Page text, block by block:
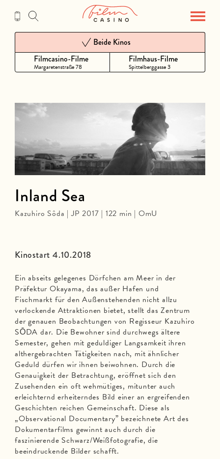
Inhalt
Filmcasino-Filme
Margaretenstraße 78
Beide Kinos
Filmhaus-Filme
Spittelberggasse 3
Kinostart 4.10.2018
Ein abseits gelegenes Dörfchen am Meer in der
Präfektur Okayama, das außer Hafen und
Fischmarkt für den Außenstehenden nicht allzu
verlockende Attraktionen bietet, stellt das Zentrum
der genauen Beobachtungen von Regisseur Kazuhiro
SŌDA dar. Die Bewohner sind durchwegs ältere
Semester, gehen mit geduldiger Langsamkeit ihren
althergebrachten Tätigkeiten nach, mit ähnlicher
Geduld dürfen wir ihnen beiwohnen. Durch die
Genauigkeit der Betrachtung, eröffnet sich den
Zusehenden ein oft wehmütiges, mitunter auch
erleichternd erheiterndes Bild einer an ergreifenden
Geschichten reichen Gemeinschaft. Diese als
„Observational Documentary” bezeichnete Art des
Dokumentarfilms gewinnt auch durch die
faszinierende Schwarz/Weißfotografie, die
beeindruckende Bilder schafft.
Inland Sea
Kazuhiro Sôda | JP 2017 | 122 min | OmU